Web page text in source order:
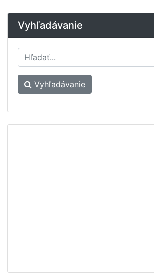
Vyhľadávanie
Vyhľadávanie